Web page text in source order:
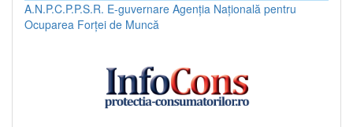
A.N.P.C.P.P.S.R. E-guvernare Agenția Națională pentru
Ocuparea Forței de Muncă